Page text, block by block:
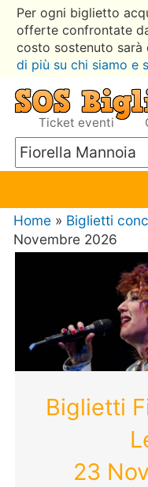
Per ogni biglietto
offerte confrontate
costo sostenuto sarà
di più su chi siamo e
Ticket eventi
Home » Biglietti
Novembre 2026
Biglietti
23